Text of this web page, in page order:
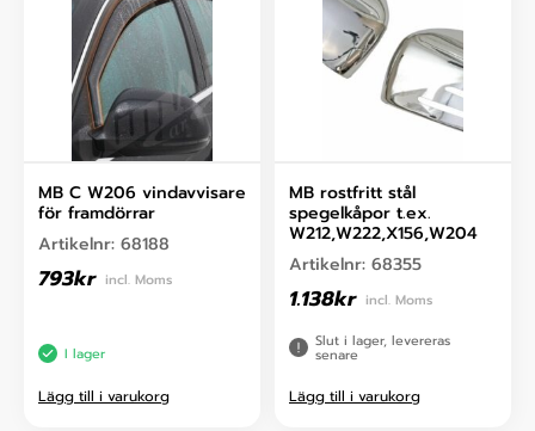
MB C W206 vindavvisare
för framdörrar
Artikelnr: 68188
793kr incl. Moms
I lager
Lägg till i varukorg
MB rostfritt stål
spegelkåpor t.ex.
W212,W222,X156,W204
Artikelnr: 68355
1.138kr incl. Moms
Slut i lager, levereras
senare
Lägg till i varukorg